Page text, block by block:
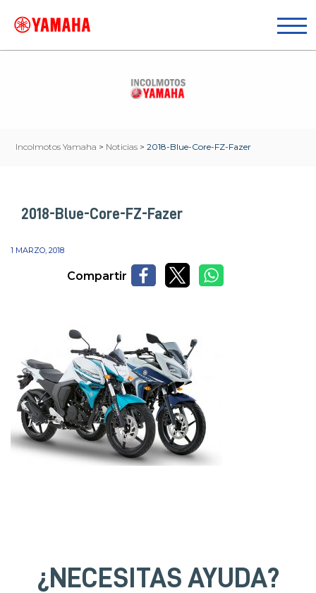
Incolmotos Yamaha > Noticias > 2018-Blue-Core-FZ-Fazer
2018-Blue-Core-FZ-Fazer
1 MARZO, 2018
Compartir
¿NECESITAS AYUDA?